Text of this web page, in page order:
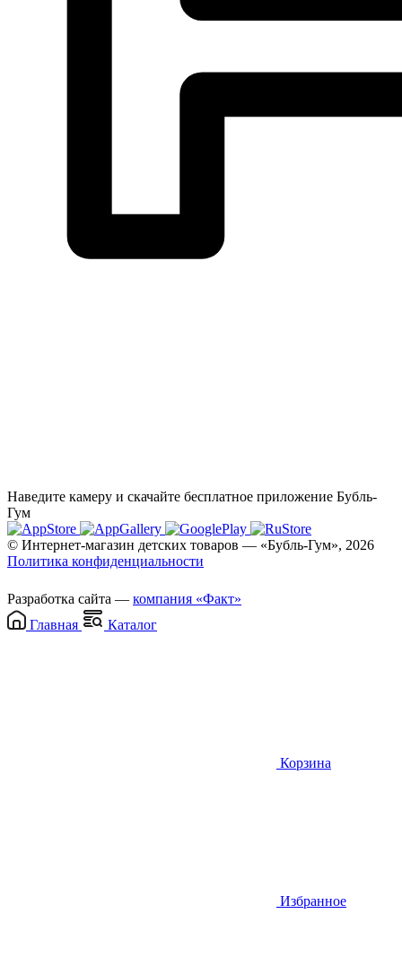
Наведите камеру и скачайте бесплатное приложение Бубль-
Гум
© Интернет-магазин детских товаров — «Бубль-Гум», 2026
Политика конфиденциальности
Разработка сайта — компания «Факт»
Главная
Каталог
Корзина
Избранное